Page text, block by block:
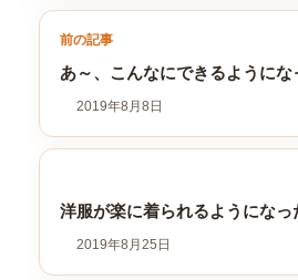
前の記事
あ～、こんなにできるようにな
2019年8月8日
洋服が楽に着られるようになっ
2019年8月25日